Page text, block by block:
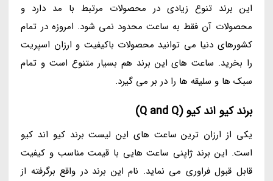
این برند تنوع زیادی در محصولات مرتبط با مد دارد و
محصولات آن فقط به ساعت محدود نمی شود. امروزه در تمام
کشورهای دنیا می توانید محصولات باکیفیت و ارزان اسپریت
را بخرید. ساعت های این برند هم بسیار متنوع است و تمام
سبک ها و سلیقه ها را در بر می گیرد.
برند کیو اند کیو (Q and Q)
یکی از ارزان ترین ساعت های این لیست برند کیو اند کیو
است. این برند ژاپنی ساعت هایی با قیمت مناسب و کیفیت
قابل قبول فراوری می نماید. نام این برند در واقع برگرفته از